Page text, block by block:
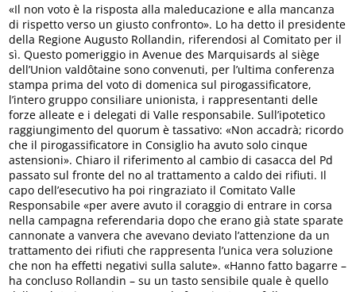
«Il non voto è la risposta alla maleducazione e alla mancanza
di rispetto verso un giusto confronto». Lo ha detto il presidente
della Regione Augusto Rollandin, riferendosi al Comitato per il
sì. Questo pomeriggio in Avenue des Marquisards al siège
dell’Union valdôtaine sono convenuti, per l’ultima conferenza
stampa prima del voto di domenica sul pirogassificatore,
l’intero gruppo consiliare unionista, i rappresentanti delle
forze alleate e i delegati di Valle responsabile. Sull’ipotetico
raggiungimento del quorum è tassativo: «Non accadrà; ricordo
che il pirogassificatore in Consiglio ha avuto solo cinque
astensioni». Chiaro il riferimento al cambio di casacca del Pd
passato sul fronte del no al trattamento a caldo dei rifiuti. Il
capo dell’esecutivo ha poi ringraziato il Comitato Valle
Responsabile «per avere avuto il coraggio di entrare in corsa
nella campagna referendaria dopo che erano già state sparate
cannonate a vanvera che avevano deviato l’attenzione da un
trattamento dei rifiuti che rappresenta l’unica vera soluzione
che non ha effetti negativi sulla salute». «Hanno fatto bagarre –
ha concluso Rollandin – su un tasto sensibile quale è quello